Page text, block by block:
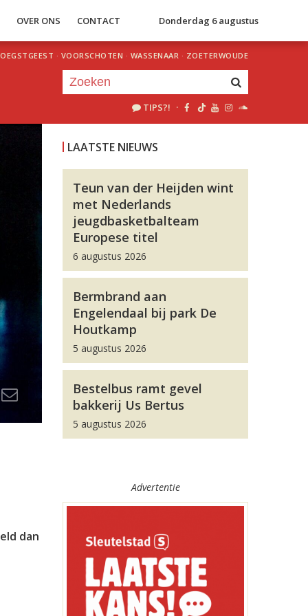
OVER ONS CONTACT Donderdag 6 augustus
OEGSTGEEST · VOORSCHOTEN · WASSENAAR · ZOETERWOUDE
TIPS?! ·
dan
LAATSTE NIEUWS
Teun van der Heijden wint
met Nederlands
jeugdbasketbalteam
Europese titel
6 augustus 2026
Bermbrand aan
Engelendaal bij park De
Houtkamp
5 augustus 2026
Bestelbus ramt gevel
bakkerij Us Bertus
5 augustus 2026
Advertentie